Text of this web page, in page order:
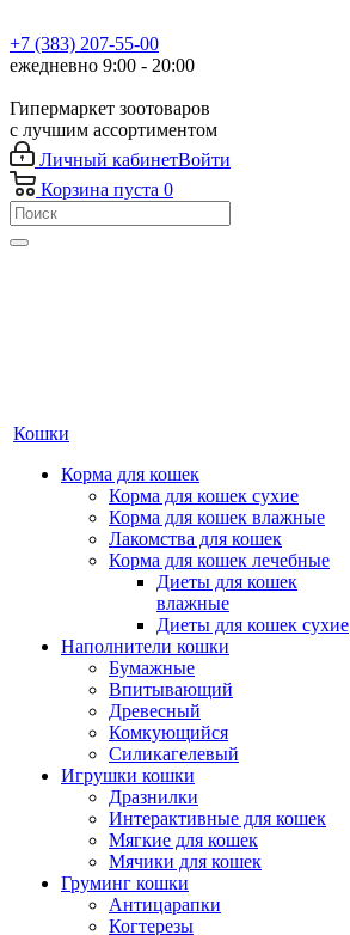
+7 (383) 207-55-00
ежедневно 9:00 - 20:00
Гипермаркет зоотоваров
с лучшим ассортиментом
Личный кабинетВойти
Корзина пуста 0
Кошки
Корма для кошек
Корма для кошек сухие
Корма для кошек влажные
Лакомства для кошек
Корма для кошек лечебные
Диеты для кошек
влажные
Диеты для кошек сухие
Наполнители кошки
Бумажные
Впитывающий
Древесный
Комкующийся
Силикагелевый
Игрушки кошки
Дразнилки
Интерактивные для кошек
Мягкие для кошек
Мячики для кошек
Груминг кошки
Антицарапки
Когтерезы